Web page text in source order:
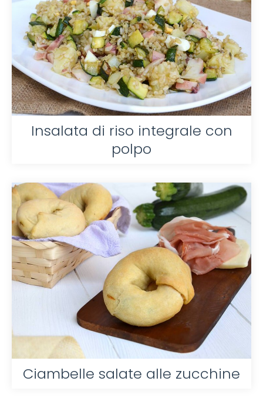
Insalata di riso integrale con
polpo
Ciambelle salate alle zucchine